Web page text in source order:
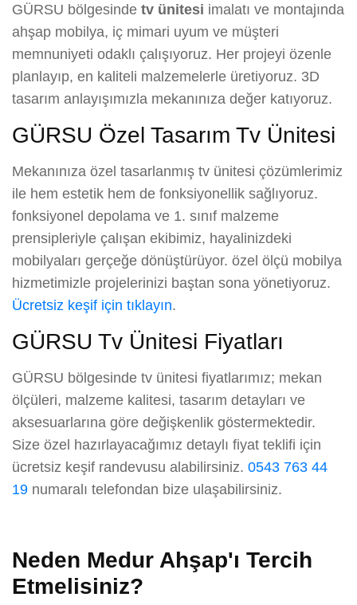
GÜRSU bölgesinde tv ünitesi imalatı ve montajında
ahşap mobilya, iç mimari uyum ve müşteri
memnuniyeti odaklı çalışıyoruz. Her projeyi özenle
planlayıp, en kaliteli malzemelerle üretiyoruz. 3D
tasarım anlayışımızla mekanınıza değer katıyoruz.
GÜRSU Özel Tasarım Tv Ünitesi
Mekanınıza özel tasarlanmış tv ünitesi çözümlerimiz
ile hem estetik hem de fonksiyonellik sağlıyoruz.
fonksiyonel depolama ve 1. sınıf malzeme
prensipleriyle çalışan ekibimiz, hayalinizdeki
mobilyaları gerçeğe dönüştürüyor. özel ölçü mobilya
hizmetimizle projelerinizi baştan sona yönetiyoruz.
Ücretsiz keşif için tıklayın.
GÜRSU Tv Ünitesi Fiyatları
GÜRSU bölgesinde tv ünitesi fiyatlarımız; mekan
ölçüleri, malzeme kalitesi, tasarım detayları ve
aksesuarlarına göre değişkenlik göstermektedir.
Size özel hazırlayacağımız detaylı fiyat teklifi için
ücretsiz keşif randevusu alabilirsiniz. 0543 763 44
19 numaralı telefondan bize ulaşabilirsiniz.
Neden Medur Ahşap'ı Tercih
Etmelisiniz?